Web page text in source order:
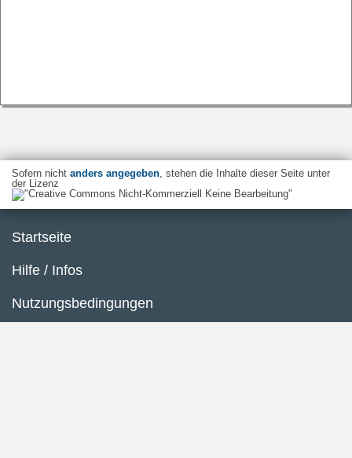
Sofern nicht anders angegeben, stehen die Inhalte dieser Seite unter
der Lizenz
Startseite
Hilfe / Infos
Nutzungsbedingungen